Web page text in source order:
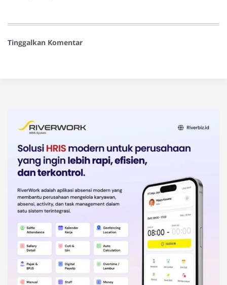
Tinggalkan Komentar